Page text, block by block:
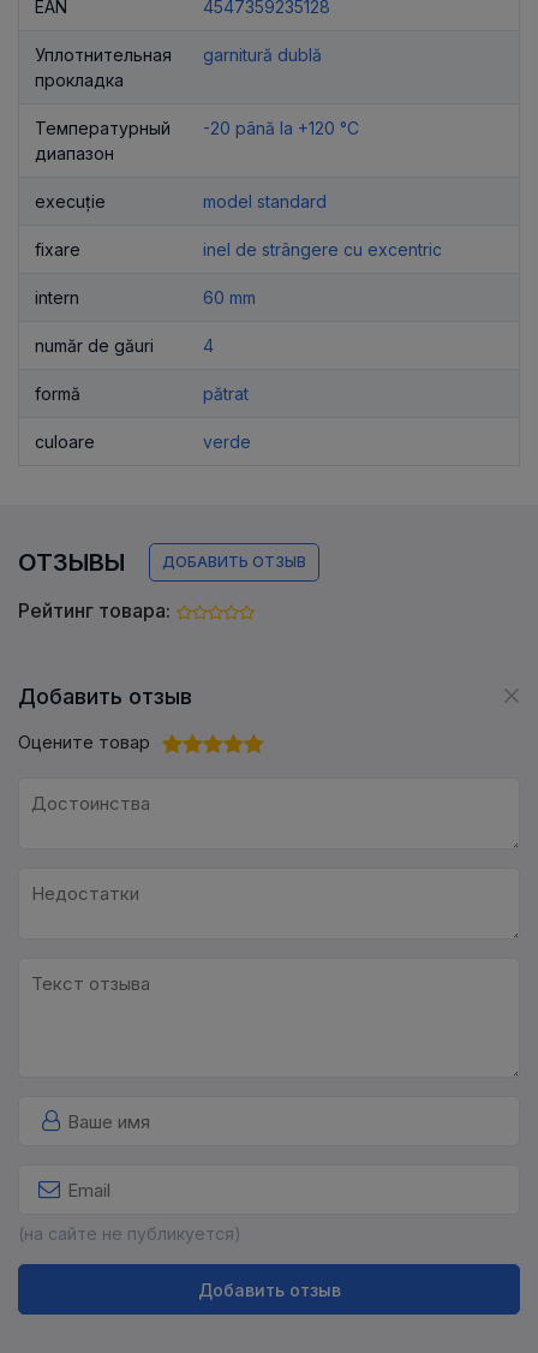
EAN 4547359235128
Уплотнительная
прокладка
garnitură dublă
Температурный
диапазон
-20 până la +120 °C
execuție model standard
fixare inel de strângere cu excentric
intern 60 mm
număr de găuri 4
formă pătrat
culoare verde
ОТЗЫВЫ ДОБАВИТЬ ОТЗЫВ
Рейтинг товара:
Добавить отзыв
Оцените товар
(на сайте не публикуется)
Добавить отзыв